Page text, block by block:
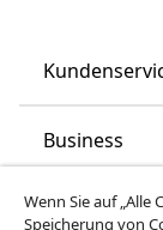
Business
vidaXL
Wenn Sie auf „Alle
Speicherung von